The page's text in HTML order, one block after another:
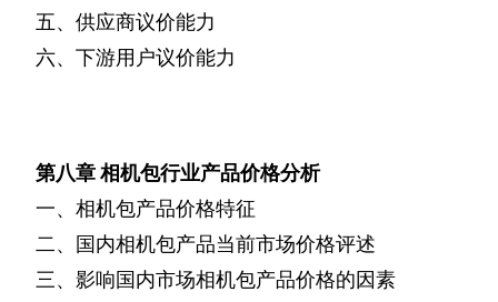
五、供应商议价能力
六、下游用户议价能力
第八章相机包行业产品价格分析
一、相机包产品价格特征
二、国内相机包产品当前市场价格评述
三、影响国内市场相机包产品价格的因素